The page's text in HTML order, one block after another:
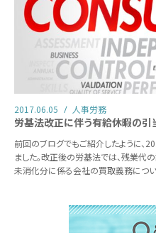
2017.06.05 人事労務
労基法改正に伴う有給休暇の引
前回のブログでもご紹介したように
ました。改正後の労基法では、残業
未消化分に係る会社の買取義務につ